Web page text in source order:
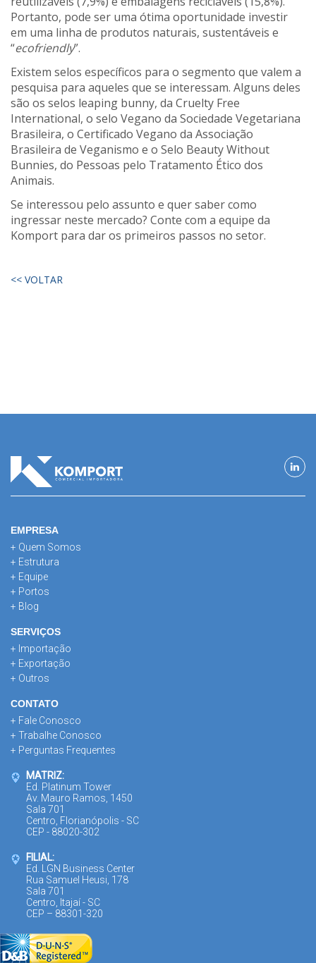
Portanto, pode ser uma ótima oportunidade investir
em uma linha de produtos naturais, sustentáveis e
“ecofriendly”.
Existem selos específicos para o segmento que valem a
pesquisa para aqueles que se interessam. Alguns deles
são os selos leaping bunny, da Cruelty Free
International, o selo Vegano da Sociedade Vegetariana
Brasileira, o Certificado Vegano da Associação
Brasileira de Veganismo e o Selo Beauty Without
Bunnies, do Pessoas pelo Tratamento Ético dos
Animais.
Se interessou pelo assunto e quer saber como
ingressar neste mercado? Conte com a equipe da
Komport para dar os primeiros passos no setor.
<< VOLTAR
EMPRESA
+ Quem Somos
+ Estrutura
+ Equipe
+ Portos
+ Blog
SERVIÇOS
+ Importação
+ Exportação
+ Outros
CONTATO
+ Fale Conosco
+ Trabalhe Conosco
+ Perguntas Frequentes
MATRIZ:
Ed. Platinum Tower
Av. Mauro Ramos, 1450
Sala 701
Centro, Florianópolis - SC
CEP - 88020-302
FILIAL:
Ed. LGN Business Center
Rua Samuel Heusi, 178
Sala 701
Centro, Itajaí - SC
CEP – 88301-320